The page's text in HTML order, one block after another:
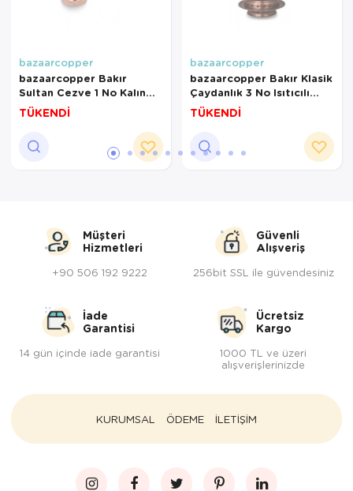
bazaarcopper
bazaarcopper Bakır
Sultan Cezve 1 No Kalın
Pirinç Kulp 2 Fincan
Makine Dövme Kırmızı
TÜKENDİ
bazaarcopper
bazaarcopper Bakır Klasik
Çaydanlık 3 No Isıtıcılı
Takım El Dövme Oksit
bazaarcopper1973-3
TÜKENDİ
Müşteri
Hizmetleri
+90 506 192 9222
Güvenli
Alışveriş
256bit SSL ile güvendesiniz
İade
Garantisi
14 gün içinde iade garantisi
Ücretsiz
Kargo
1000 TL ve üzeri
alışverişlerinizde
KURUMSAL ÖDEME İLETİŞİM